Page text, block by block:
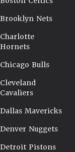
Brooklyn Nets
Charlotte
Hornets
Chicago Bulls
Cleveland
Cavaliers
Dallas Mavericks
Denver Nuggets
Detroit Pistons